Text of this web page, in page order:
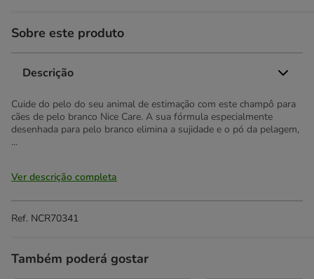
Sobre este produto
Descrição
Cuide do pelo do seu animal de estimação com este champô para
cães de pelo branco Nice Care. A sua fórmula especialmente
desenhada para pelo branco elimina a sujidade e o pó da pelagem,
...
Ver descrição completa
Ref. NCR70341
Também poderá gostar